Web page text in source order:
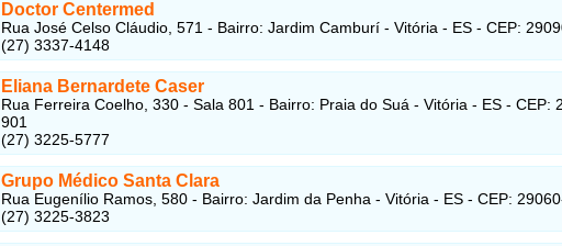
Doctor Centermed
Rua José Celso Cláudio, 571 - Bairro: Jardim Camburí - Vitória - ES - CEP:
(27) 3337-4148
Eliana Bernardete Caser
Rua Ferreira Coelho, 330 - Sala 801 - Bairro: Praia do Suá - Vitória - ES - CEP:
901
(27) 3225-5777
Grupo Médico Santa Clara
Rua Eugenílio Ramos, 580 - Bairro: Jardim da Penha - Vitória - ES - CEP:
(27) 3225-3823